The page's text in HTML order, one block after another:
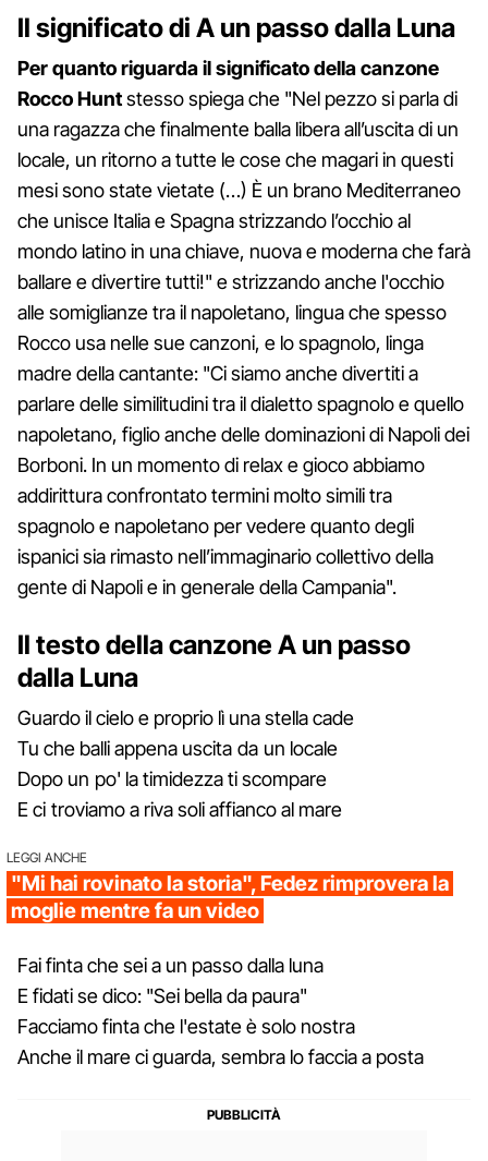
Il significato di A un passo dalla Luna
Per quanto riguarda il significato della canzone
Rocco Huntstesso spiega che "Nel pezzo si parla di
una ragazza che finalmente balla libera all’uscita di un
locale, un ritorno a tutte le cose che magari in questi
mesi sono state vietate (…) È un brano Mediterraneo
che unisce Italia e Spagna strizzando l’occhio al
mondo latino in una chiave, nuova e moderna che farà
ballare e divertire tutti!" e strizzando anche l'occhio
alle somiglianze tra il napoletano, lingua che spesso
Rocco usa nelle sue canzoni, e lo spagnolo, linga
madre della cantante: "Ci siamo anche divertiti a
parlare delle similitudini tra il dialetto spagnolo e quello
napoletano, figlio anche delle dominazioni di Napoli dei
Borboni. In un momento di relax e gioco abbiamo
addirittura confrontato termini molto simili tra
spagnolo e napoletano per vedere quanto degli
ispanici sia rimasto nell’immaginario collettivo della
gente di Napoli e in generale della Campania".
Il testo della canzone A un passo
dalla Luna
Guardo il cielo e proprio lì una stella cade
Tu che balli appena uscita da un locale
Dopo un po' la timidezza ti scompare
E ci troviamo a riva soli affianco al mare
LEGGI ANCHE
"Mi hai rovinato la storia", Fedez rimprovera la
moglie mentre fa un video
Fai finta che sei a un passo dalla luna
E fidati se dico: "Sei bella da paura"
Facciamo finta che l'estate è solo nostra
Anche il mare ci guarda, sembra lo faccia a posta